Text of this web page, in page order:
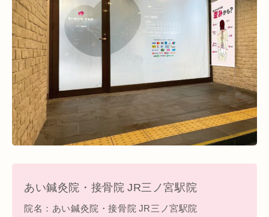
あい鍼灸院・接骨院 JR三ノ宮駅院
院名：あい鍼灸院・接骨院 JR三ノ宮駅院